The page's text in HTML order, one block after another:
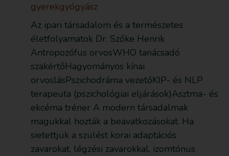
gyerekgyógyász
Az ipari társadalom és a természetes
életfolyamatok Dr. Szőke Henrik
Antropozófus orvosWHO tanácsadó
szakértőHagyományos kínai
orvoslásPszichodráma vezetőKIP- és NLP
terapeuta (pszichológiai eljárások)Asztma- és
ekcéma tréner A modern társadalmak
magukkal hozták a beavatkozásokat. Ha
sietettjük a szülést korai adaptációs
zavarokat, légzési zavarokkal, izomtónus